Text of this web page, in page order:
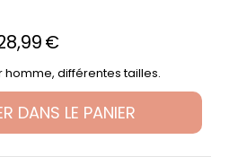
€
homme, différentes tailles.
DANS LE PANIER